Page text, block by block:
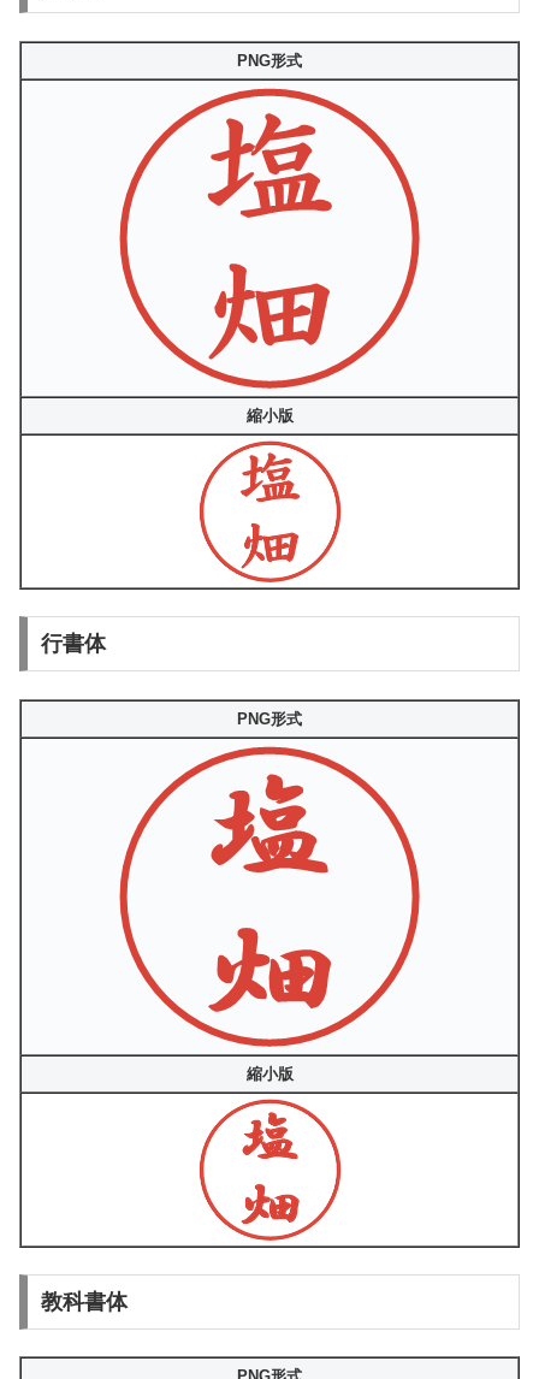
PNG形式
縮小版
行書体
PNG形式
縮小版
教科書体